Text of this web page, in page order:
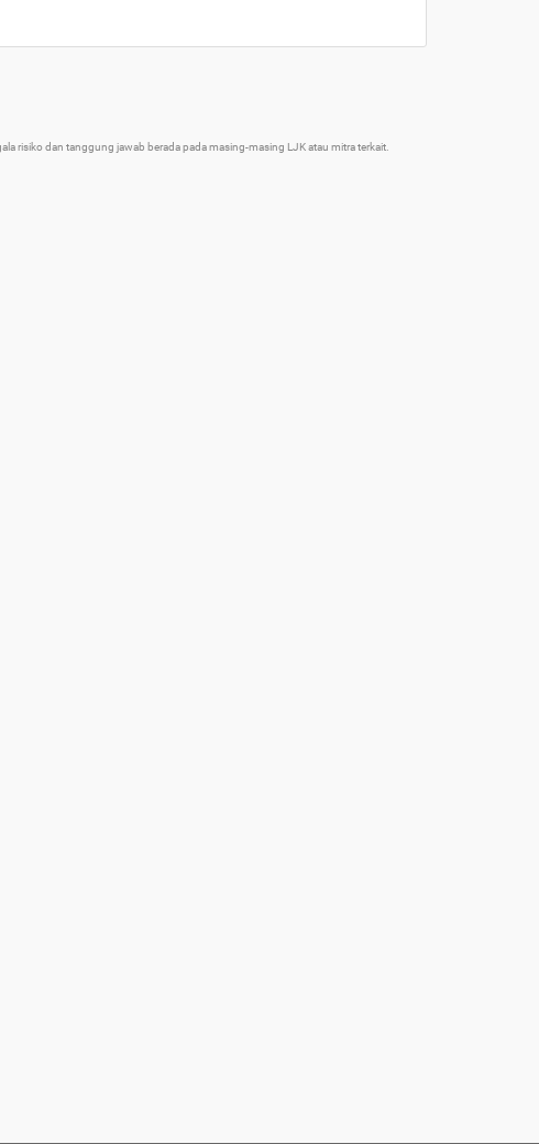
risiko dan tanggung jawab berada pada masing-masing LJK atau mitra terkait.